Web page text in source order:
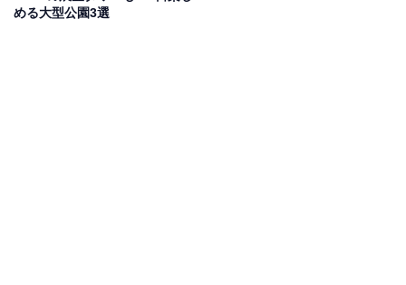
利用できます。
める大型公園3選